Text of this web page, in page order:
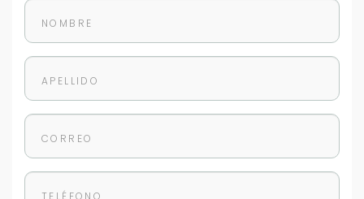
Déjanos tus datos para identificar tu consulta en el
Tu WhatsApp *
+598